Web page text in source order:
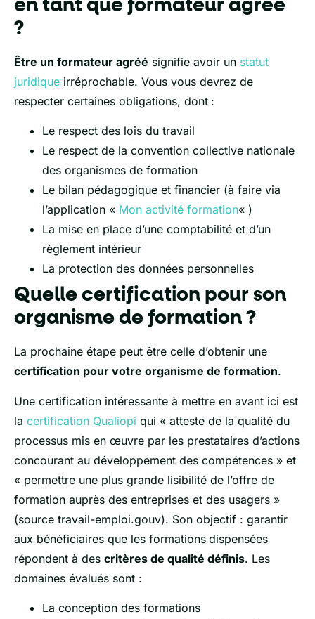
en tant que formateur agréé
?
Être un formateur agréé signifie avoir un statut
juridique irréprochable. Vous vous devrez de
respecter certaines obligations, dont :
Le respect des lois du travail
Le respect de la convention collective nationale
des organismes de formation
Le bilan pédagogique et financier (à faire via
l’application « Mon activité formation« )
La mise en place d’une comptabilité et d’un
règlement intérieur
La protection des données personnelles
Quelle certification pour son
organisme de formation ?
La prochaine étape peut être celle d’obtenir une
certification pour votre organisme de formation.
Une certification intéressante à mettre en avant ici est
la certification Qualiopi qui « atteste de la qualité du
processus mis en œuvre par les prestataires d’actions
concourant au développement des compétences » et
« permettre une plus grande lisibilité de l’offre de
formation auprès des entreprises et des usagers »
(source travail-emploi.gouv). Son objectif : garantir
aux bénéficiaires que les formations dispensées
répondent à des critères de qualité définis. Les
domaines évalués sont :
La conception des formations